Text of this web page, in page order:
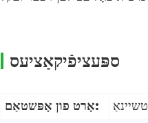
ספּעציפֿיקאַציעס
אָרט פון אָפּשטאַם: